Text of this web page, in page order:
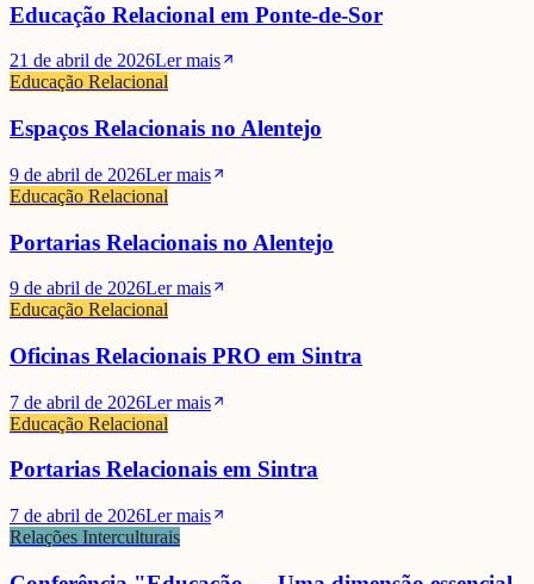
Educação Relacional em Ponte-de-Sor
21 de abril de 2026Ler mais
Educação Relacional
Espaços Relacionais no Alentejo
9 de abril de 2026Ler mais
Educação Relacional
Portarias Relacionais no Alentejo
9 de abril de 2026Ler mais
Educação Relacional
Oficinas Relacionais PRO em Sintra
7 de abril de 2026Ler mais
Educação Relacional
Portarias Relacionais em Sintra
7 de abril de 2026Ler mais
Relações Interculturais